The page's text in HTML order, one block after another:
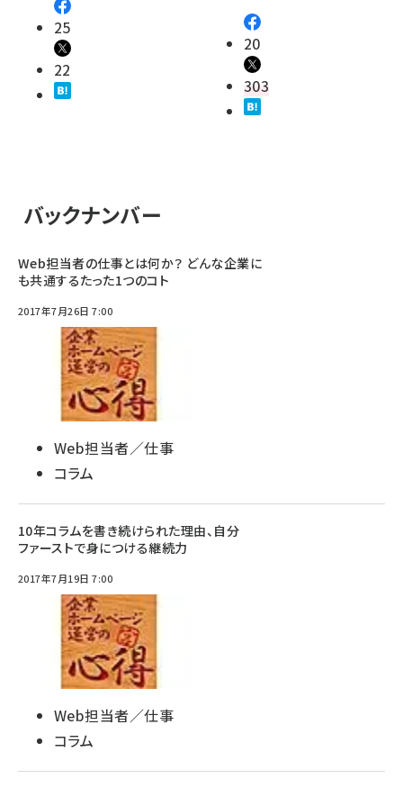
25
22
20
303
バックナンバー
Web担当者の仕事とは何か？ どんな企業に
も共通するたった1つのコト
2017年7月26日 7:00
Web担当者／仕事
コラム
10年コラムを書き続けられた理由、自分
ファーストで身につける継続力
2017年7月19日 7:00
Web担当者／仕事
コラム